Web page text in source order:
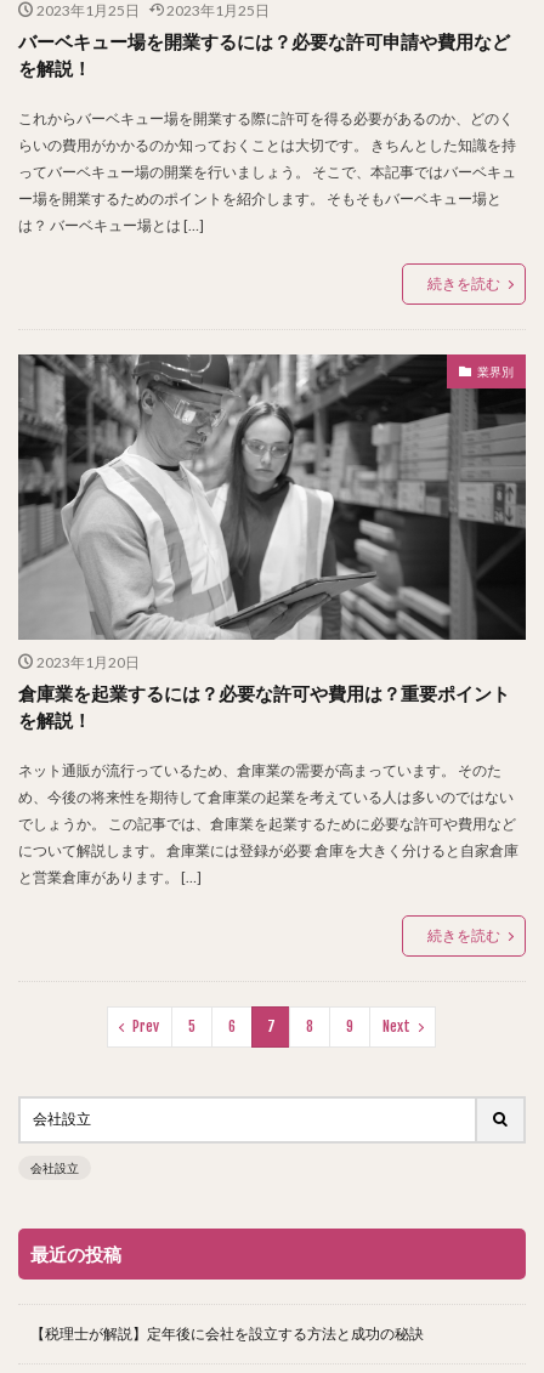
2023年1月25日 2023年1月25日
バーベキュー場を開業するには？必要な許可申請や費用など
を解説！
これからバーベキュー場を開業する際に許可を得る必要があるのか、どのく
らいの費用がかかるのか知っておくことは大切です。 きちんとした知識を持
ってバーベキュー場の開業を行いましょう。 そこで、本記事ではバーベキュ
ー場を開業するためのポイントを紹介します。 そもそもバーベキュー場と
は？ バーベキュー場とは […]
続きを読む
業界別
2023年1月20日
倉庫業を起業するには？必要な許可や費用は？重要ポイント
を解説！
ネット通販が流行っているため、倉庫業の需要が高まっています。 そのた
め、今後の将来性を期待して倉庫業の起業を考えている人は多いのではない
でしょうか。 この記事では、倉庫業を起業するために必要な許可や費用など
について解説します。 倉庫業には登録が必要 倉庫を大きく分けると自家倉庫
と営業倉庫があります。 […]
続きを読む
Prev 5 6 7 8 9 Next
会社設立
最近の投稿
【税理士が解説】定年後に会社を設立する方法と成功の秘訣